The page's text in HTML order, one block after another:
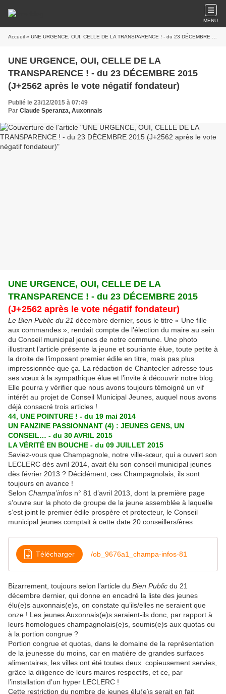
MENU
Accueil » UNE URGENCE, OUI, CELLE DE LA TRANSPARENCE ! - du 23 DÉCEMBRE 2015 (J+2562 après le vote négatif fondateur)
UNE URGENCE, OUI, CELLE DE LA
TRANSPARENCE ! - du 23 DÉCEMBRE 2015
(J+2562 après le vote négatif fondateur)
Publié le 23/12/2015 à 07:49
Par Claude Speranza, Auxonnais
UNE URGENCE, OUI, CELLE DE LA
TRANSPARENCE ! - du 23 DÉCEMBRE 2015
(J+2562 après le vote négatif fondateur)
Le Bien Public du 21 décembre dernier, sous le titre « Une fille
aux commandes », rendait compte de l’élection du maire au sein
du Conseil municipal jeunes de notre commune. Une photo
illustrant l’article présente la jeune et souriante élue, toute petite à
la droite de l’imposant premier édile en titre, mais pas plus
impressionnée que ça. La rédaction de Chantecler adresse tous
ses vœux à la sympathique élue et l’invite à découvrir notre blog.
Elle pourra y vérifier que nous avons toujours témoigné un vif
intérêt au projet de Conseil Municipal Jeunes, auquel nous avons
déjà consacré trois articles !
44, UNE POINTURE ! - du 19 mai 2014
UN FANZINE PASSIONNANT (4) : JEUNES GENS, UN
CONSEIL… - du 30 AVRIL 2015
LA VÉRITÉ EN BOUCHE - du 09 JUILLET 2015
Saviez-vous que Champagnole, notre ville-sœur, qui a ouvert son
LECLERC dès avril 2014, avait élu son conseil municipal jeunes
dès février 2013 ? Décidément, ces Champagnolais, ils sont
toujours en avance !
Selon Champa’infos n° 81 d’avril 2013, dont la première page
s’ouvre sur la photo de groupe de la jeune assemblée à laquelle
s’est joint le premier édile prospère et protecteur, le Conseil
municipal jeunes comptait à cette date 20 conseillers/ères
Télécharger /ob_9676a1_champa-infos-81
Bizarrement, toujours selon l’article du Bien Public du 21
décembre dernier, qui donne en encadré la liste des jeunes
élu(e)s auxonnais(e)s, on constate qu’ils/elles ne seraient que
onze ! Les jeunes Auxonnais(e)s seraient-ils donc, par rapport à
leurs homologues champagnolais(e)s, soumis(e)s aux quotas ou
à la portion congrue ?
Portion congrue et quotas, dans le domaine de la représentation
de la jeunesse du moins, car en matière de grandes surfaces
alimentaires, les villes ont été toutes deux copieusement servies,
grâce la diligence de leurs maires respectifs, et ce, par
l’installation d’un hyper LECLERC !
Cette restriction du nombre de jeunes élu(e)s serait en fait